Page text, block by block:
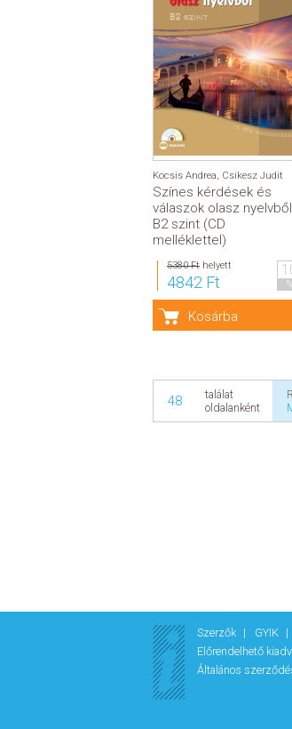
Kocsis Andrea, Csikesz Judit
Színes kérdések és
válaszok olasz
B2 szint (CD
melléklettel)
5380 Ft helyett
4842 Ft %
Kosárba
48
találat
oldalanként
Szerzők GYIK
Előrendelhető
Általános